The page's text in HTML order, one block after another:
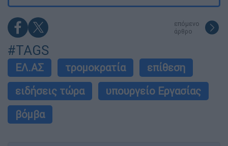
επόμενο
άρθρο
#TAGS
ΕΛ.ΑΣ τρομοκρατία
επίθεση
ειδήσεις τώρα
υπουργείο Εργασίας
βόμβα